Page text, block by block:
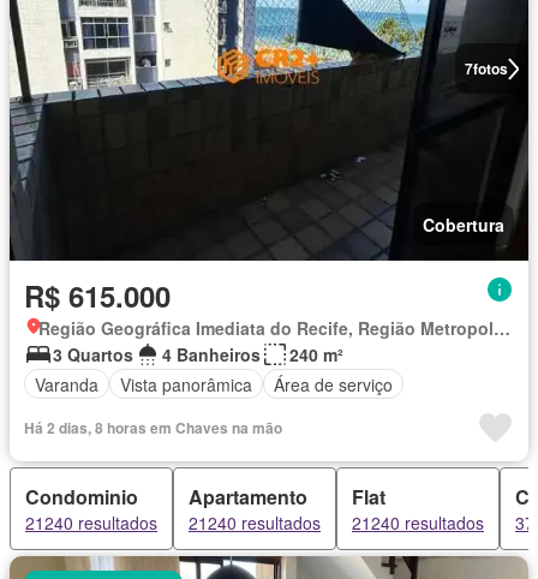
7fotos
Cobertura
R$ 615.000
Região Geográfica Imediata do Recife, Região Metropolitana do Recife
3 Quartos
4 Banheiros
240 m²
Varanda
Vista panorâmica Área de serviço
Há 2 dias, 8 horas em Chaves na mão
Condominio
21240 resultados
Apartamento
21240 resultados
Flat
21240 resultados